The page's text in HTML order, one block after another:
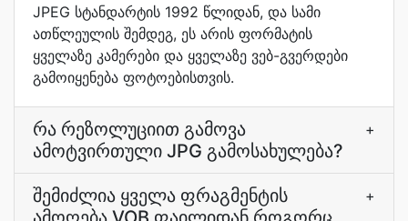
JPEG სტანდარტის 1992 წლიდან, და სამი
ათწლეულის შემდეგ, ეს არის ფორმატის
ყველაზე კამერები და ყველაზე ვებ-გვერდები
გამოიყენება ფოტოებისთვის.
რა რეზოლუციით გამოვა
ამოტვირთული JPG გამოსახულება?
+
შემიძლია ყველა ფრაგმენტის
+